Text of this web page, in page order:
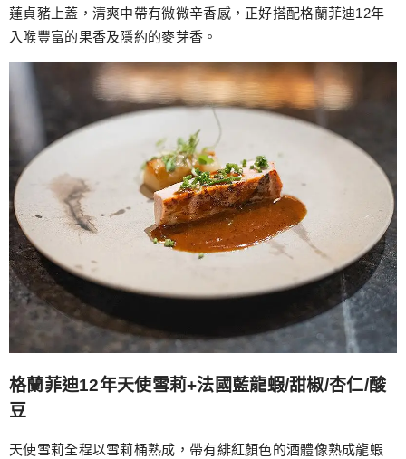
蓮貞豬上蓋，清爽中帶有微微辛香感，正好搭配格蘭菲迪12年
入喉豐富的果香及隱約的麥芽香。
格蘭菲迪12年天使雪莉+法國藍龍蝦/甜椒/杏仁/酸
豆
天使雪莉全程以雪莉桶熟成，帶有緋紅顏色的酒體像熟成龍蝦